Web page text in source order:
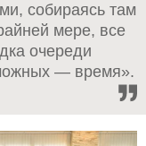
собираясь там
мере, все
очереди
— время».